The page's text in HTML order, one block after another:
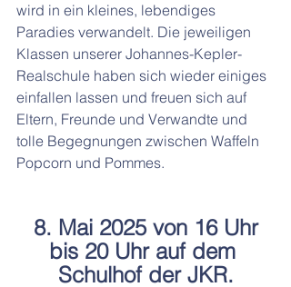
wird in ein kleines, lebendiges
Paradies verwandelt. Die jeweiligen
Klassen unserer Johannes-Kepler-
Realschule haben sich wieder einiges
einfallen lassen und freuen sich auf
Eltern, Freunde und Verwandte und
tolle Begegnungen zwischen Waffeln
Popcorn und Pommes.
bis 20 Uhr auf dem
Schulhof der JKR.